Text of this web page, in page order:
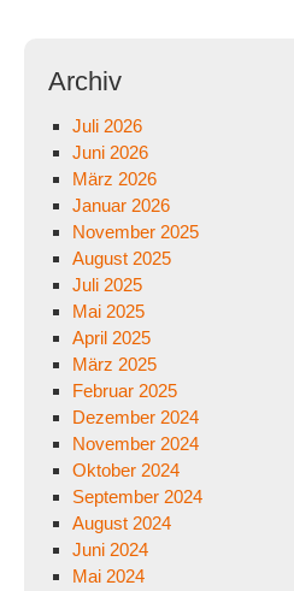
Archiv
Juli 2026
Juni 2026
März 2026
Januar 2026
November 2025
August 2025
Juli 2025
Mai 2025
April 2025
März 2025
Februar 2025
Dezember 2024
November 2024
Oktober 2024
September 2024
August 2024
Juni 2024
Mai 2024